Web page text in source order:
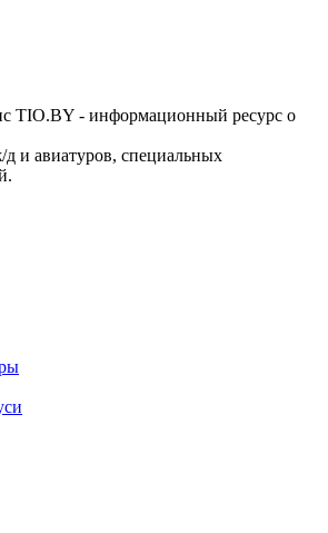
TIO.BY - информационный ресурс о
и авиатуров, специальных